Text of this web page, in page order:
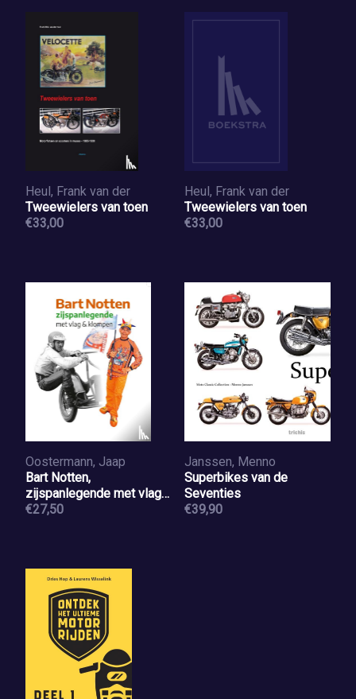
Heul, Frank van der
Tweewielers van toen
€33,00
Heul, Frank van der
Tweewielers van toen
€33,00
Oostermann, Jaap
Bart Notten,
zijspanlegende met vlag
& klompen
€27,50
Janssen, Menno
Superbikes van de
Seventies
€39,90